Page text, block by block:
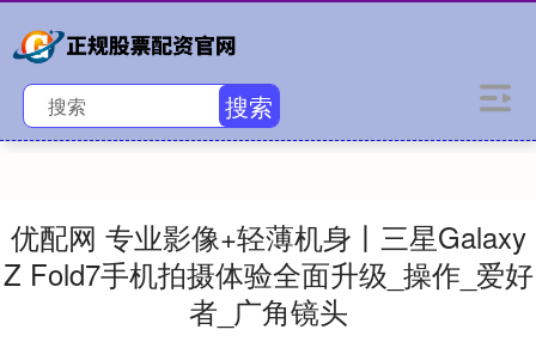
搜索
优配网 专业影像+轻薄机身丨三星Galaxy
Z Fold7手机拍摄体验全面升级_操作_爱好
者_广角镜头